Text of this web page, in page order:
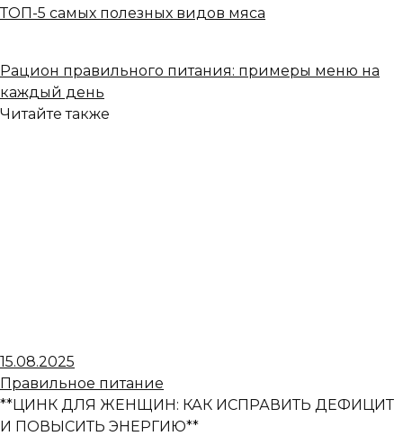
ТОП-5 самых полезных видов мяса
Рацион правильного питания: примеры меню на
каждый день
Читайте также
15.08.2025
Правильное питание
**ЦИНК ДЛЯ ЖЕНЩИН: КАК ИСПРАВИТЬ ДЕФИЦИТ
И ПОВЫСИТЬ ЭНЕРГИЮ**